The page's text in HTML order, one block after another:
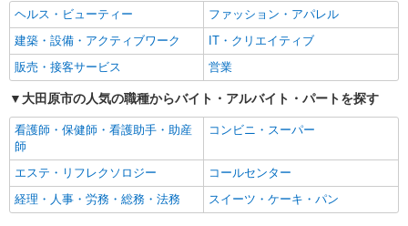
フリーター歓迎
学歴不問
ブランクOK
ミドル（40代～）活躍中
エルダー（50代～）活躍中
シニア（60代～）活躍中
高収入・高額
ボーナス・賞与あり
昇給あり
完全週休2日制
フルタイム歓迎
駅直結・駅チカ
車通勤OK
バイク通勤OK
自転車通勤OK
ヘルス・ビューティー
ファッション・アパレル
建築・設備・アクティブワーク
IT・クリエイティブ
販売・接客サービス
営業
大田原市の人気の職種からバイト・アルバイト・パートを探す
看護師・保健師・看護助手・助産
師
コンビニ・スーパー
エステ・リフレクソロジー
コールセンター
経理・人事・労務・総務・法務
スイーツ・ケーキ・パン